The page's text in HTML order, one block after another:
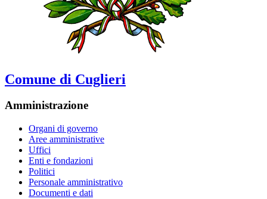
Comune di Cuglieri
Amministrazione
Organi di governo
Aree amministrative
Uffici
Enti e fondazioni
Politici
Personale amministrativo
Documenti e dati